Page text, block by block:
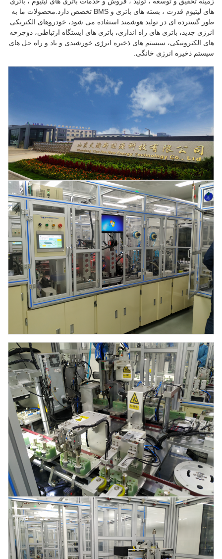
های لیتیوم قدرت ، بسته های باتری و BMS تخصص دارد.محصولات ما به
طور گسترده ای در تولید هوشمند استفاده می شود، خودروهای الکتریکی
انرژی جدید، باتری های راه اندازی، باتری های ایستگاه ارتباطی، دوچرخه
های الکترونیکی، سیستم های ذخیره انرژی خورشیدی و باد و راه حل های
سیستم ذخیره انرژی خانگی.